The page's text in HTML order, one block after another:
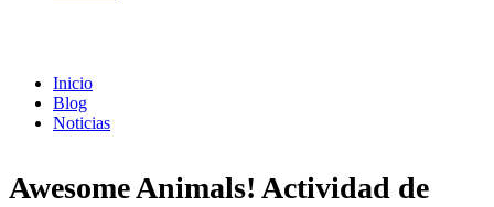
Inicio
Blog
Noticias
Awesome Animals! Actividad de